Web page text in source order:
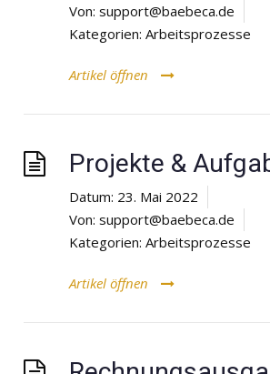
Von: support@baebeca.de
Kategorien: Arbeitsprozesse
Artikel öffnen
Projekte &
Datum: 23. Mai 2022
Von: support@baebeca.de
Kategorien: Arbeitsprozesse
Artikel öffnen